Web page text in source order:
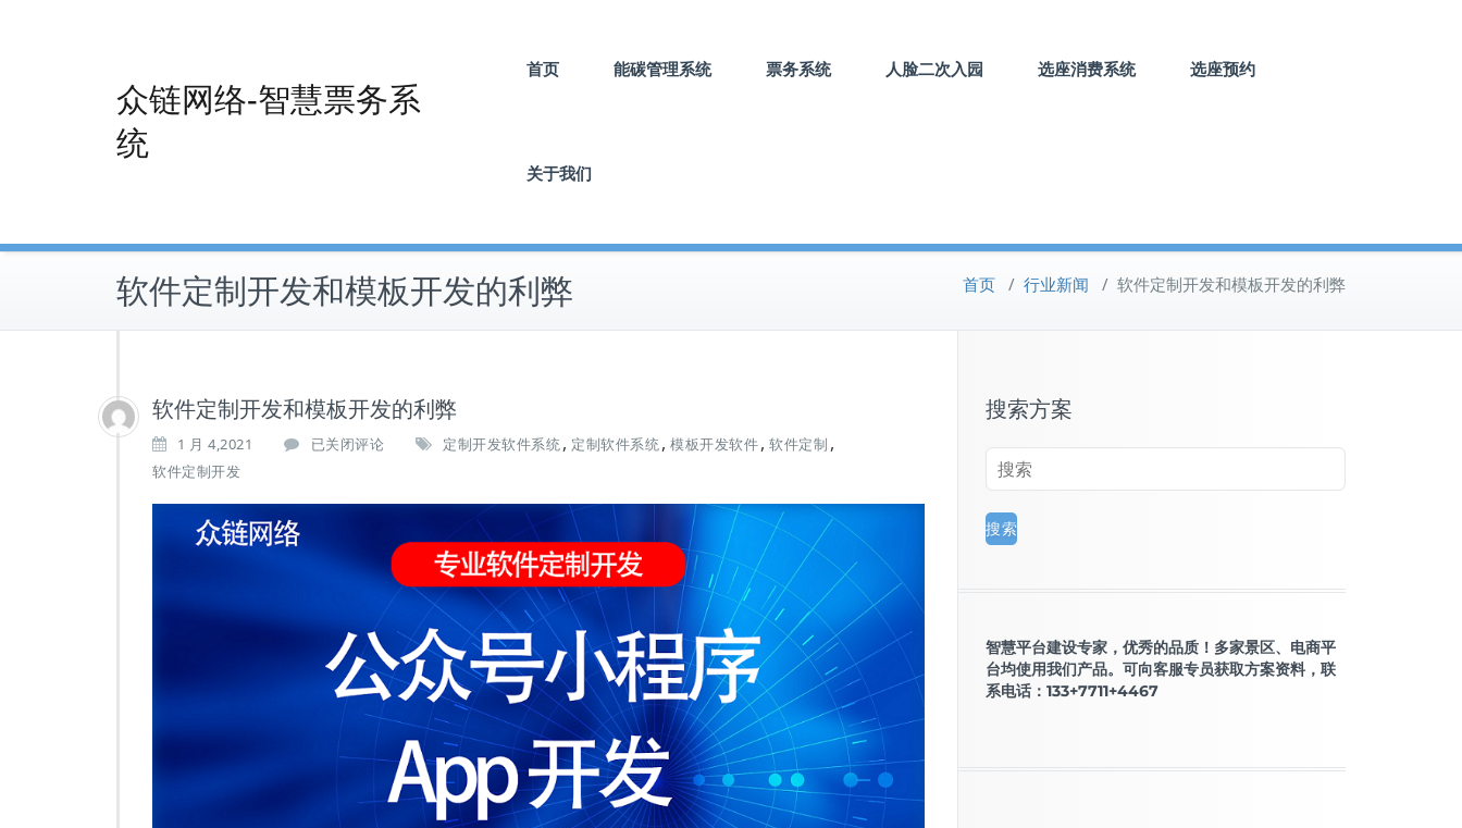
众链网络-智慧票务系
统
首页 能碳管理系统 票务系统 人脸二次入园 选座消费系统 选座预约
关于我们
软件定制开发和模板开发的利弊 首页 / 行业新闻 / 软件定制开发和模板开发的利弊
软件定制开发和模板开发的利弊
1 月 4,2021
软
制
发
已关闭评论 定制开发软件系统, 定制软件系统, 模板开发软件, 软件定制 ,
软件定制开发
搜索方案
智慧平台建设专家，优秀的品质！多家景区、电商平
台均使用我们产品。可向客服专员获取方案资料，联
系电话：133+7711+4467